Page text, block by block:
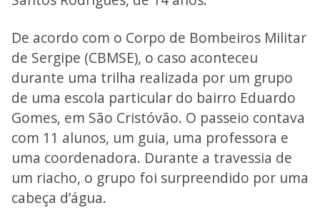
De acordo com o Corpo de Bombeiros Militar
de Sergipe (CBMSE), o caso aconteceu
durante uma trilha realizada por um grupo
de uma escola particular do bairro Eduardo
Gomes, em São Cristóvão. O passeio contava
com 11 alunos, um guia, uma professora e
uma coordenadora. Durante a travessia de
um riacho, o grupo foi surpreendido por uma
cabeça d’água.